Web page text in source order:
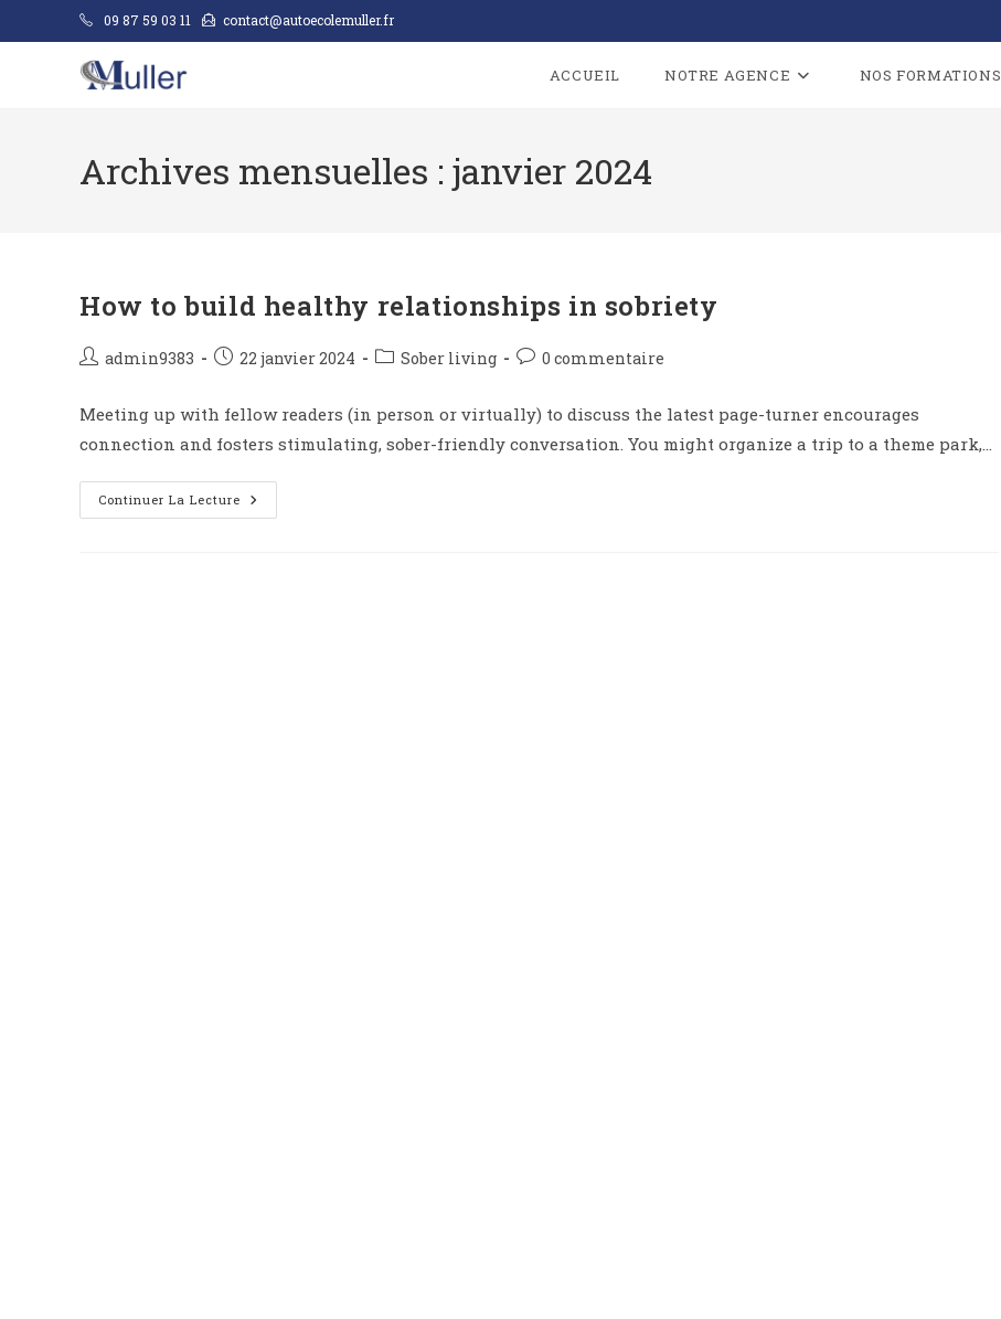
09 87 59 03 11 contact@autoecolemuller.fr
ACCUEIL NOTRE AGENCE NOS FORMATIONS
Archives mensuelles : janvier 2024
How to build healthy relationships in sobriety
admin9383 22 janvier 2024 Sober living 0 commentaire
Meeting up with fellow readers (in person or virtually) to discuss the latest page-turner encourages
connection and fosters stimulating, sober-friendly conversation. You might organize a trip to a theme park,…
Continuer La Lecture